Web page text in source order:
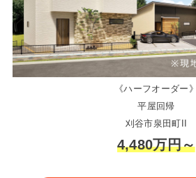
《ハーフオーダー》
平屋回帰
刈谷市泉田町II
4,480万円～